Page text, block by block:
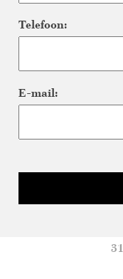
Telefoon:
E-mail: